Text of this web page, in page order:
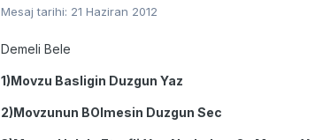
Mesaj tarihi: 21 Haziran 2012
Demeli Bele
1)Movzu Basligin Duzgun Yaz
2)Movzunun BOlmesin Duzgun Sec